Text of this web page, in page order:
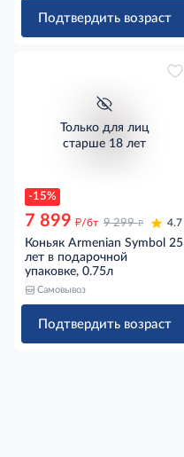
Подтвердить возраст
-15%
Только для лиц
старше 18 лет
7 899 д/бт 9 299 д 4.7
Коньяк Armenian Symbol 25
лет в подарочной
упаковке, 0.75л
Самовывоз
Подтвердить возраст